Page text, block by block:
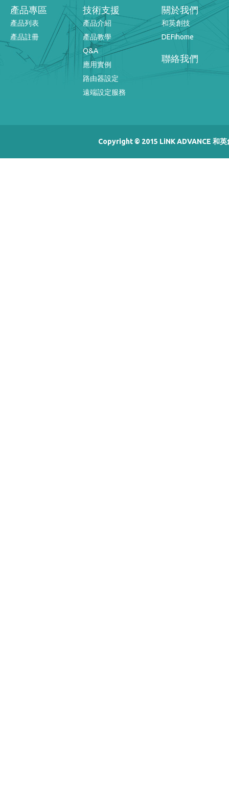
產品專區
產品列表
產品註冊
技術支援
產品介紹
產品教學
Q&A
應用實例
路由器設定
遠端設定服務
關於我們
和英創技
DEFihome
聯絡我們
Copyright © 2015 LiNK ADVANCE 和